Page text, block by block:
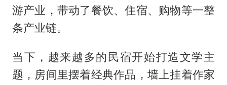
游产业，带动了餐饮、住宿、购物等一整
条产业链。
当下，越来越多的民宿开始打造文学主
题，房间里摆着经典作品，墙上挂着作家